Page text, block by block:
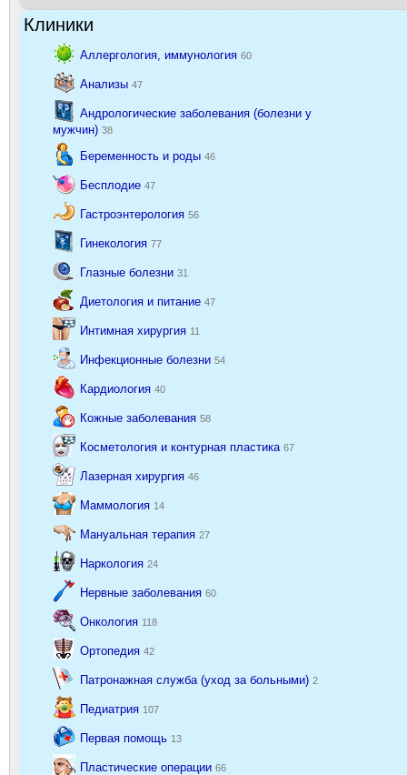
Клиники
Аллергология, иммунология 60
Анализы 47
Андрологические заболевания (болезни у
мужчин) 38
Беременность и роды 46
Бесплодие 47
Гастроэнтерология 56
Гинекология 77
Глазные болезни 31
Диетология и питание 47
Интимная хирургия 11
Инфекционные болезни 54
Кардиология 40
Кожные заболевания 58
Косметология и контурная пластика 67
Лазерная хирургия 46
Маммология 14
Мануальная терапия 27
Наркология 24
Нервные заболевания 60
Онкология 118
Ортопедия 42
Патронажная служба (уход за больными) 2
Педиатрия 107
Первая помощь 13
Пластические операции 66